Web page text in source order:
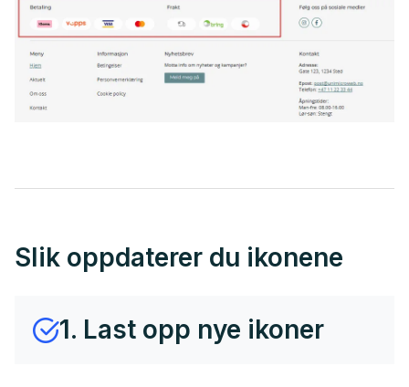
Slik oppdaterer du ikonene
1. Last opp nye ikoner